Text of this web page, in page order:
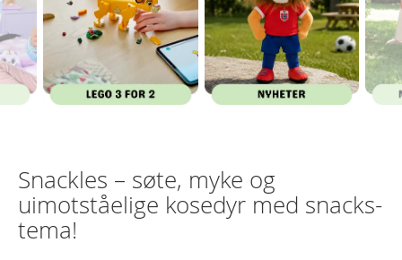
Snackles – søte, myke og
uimotståelige kosedyr med snacks-
tema!